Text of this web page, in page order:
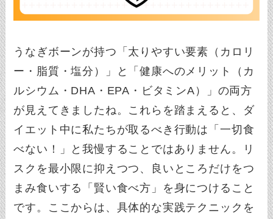
うなぎボーンが持つ「太りやすい要素（カロリ
ー・脂質・塩分）」と「健康へのメリット（カ
ルシウム・DHA・EPA・ビタミンA）」の両方
が見えてきましたね。これらを踏まえると、ダ
イエット中に私たちが取るべき行動は「一切食
べない！」と我慢することではありません。リ
スクを最小限に抑えつつ、良いところだけをつ
まみ食いする「賢い食べ方」を身につけること
です。ここからは、具体的な実践テクニックを